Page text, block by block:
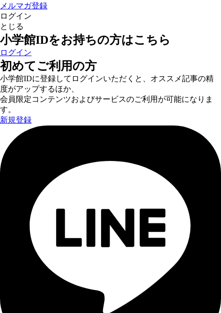
メルマガ登録
ログイン
とじる
小学館IDをお持ちの方はこちら
ログイン
初めてご利用の方
小学館IDに登録してログインいただくと、オススメ記事の精
度がアップするほか、
会員限定コンテンツおよびサービスのご利用が可能になりま
す。
新規登録